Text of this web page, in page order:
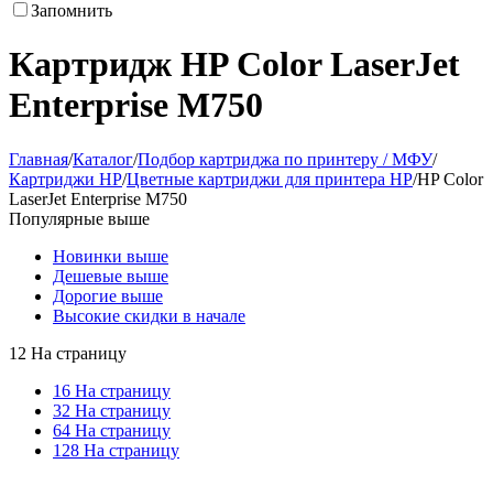
Запомнить
Картридж HP Color LaserJet
Enterprise M750
Главная/Каталог/Подбор картриджа по принтеру / МФУ/
Картриджи HP/Цветные картриджи для принтера HP/HP Color
LaserJet Enterprise M750
Популярные выше
Новинки выше
Дешевые выше
Дорогие выше
Высокие скидки в начале
12 На страницу
16 На страницу
32 На страницу
64 На страницу
128 На страницу